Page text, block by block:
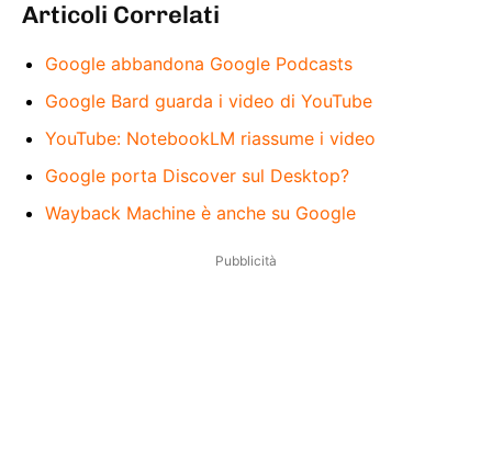
Articoli Correlati
Google abbandona Google Podcasts
Google Bard guarda i video di YouTube
YouTube: NotebookLM riassume i video
Google porta Discover sul Desktop?
Wayback Machine è anche su Google
Pubblicità